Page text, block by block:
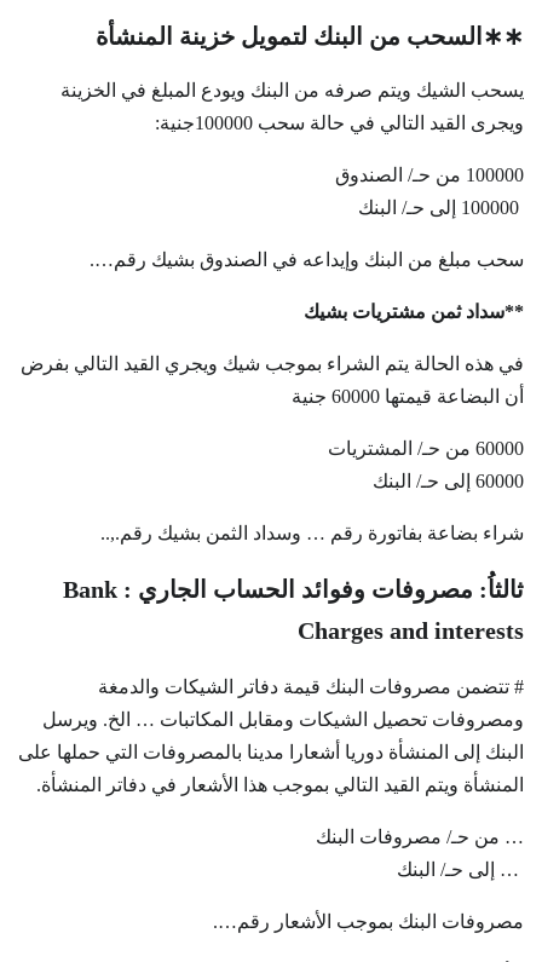
∗∗ السحب من البنك لتمويل خزينة المنشأة
يسحب الشيك ويتم صرفه من البنك ويودع المبلغ في الخزينة
ويجرى القيد التالي في حالة سحب 100000جنية:
100000 من حـ/ الصندوق
سحب مبلغ من البنك وإيداعه في الصندوق بشيك رقم….
**سداد ثمن مشتريات بشيك
في هذه الحالة يتم الشراء بموجب شيك ويجري القيد التالي بفرض
أن البضاعة قيمتها 60000 جنية
60000 من حـ/ المشتريات
60000 إلى حـ/ البنك
شراء بضاعة بفاتورة رقم … وسداد الثمن بشيك رقم.,..
ثالثاُ: مصروفات وفوائد الحساب الجاري : Bank
Charges and interests
# تتضمن مصروفات البنك قيمة دفاتر الشيكات والدمغة
ومصروفات تحصيل الشيكات ومقابل المكاتبات … الخ. ويرسل
البنك إلى المنشأة دوريا أشعارا مدينا بالمصروفات التي حملها على
المنشأة ويتم القيد التالي بموجب هذا الأشعار في دفاتر المنشأة.
… من حـ/ مصروفات البنك
… إلى حـ/ البنك
مصروفات البنك بموجب الأشعار رقم….